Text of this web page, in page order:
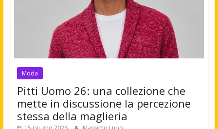
Moda
Pitti Uomo 26: una collezione che
mette in discussione la percezione
stessa della maglieria